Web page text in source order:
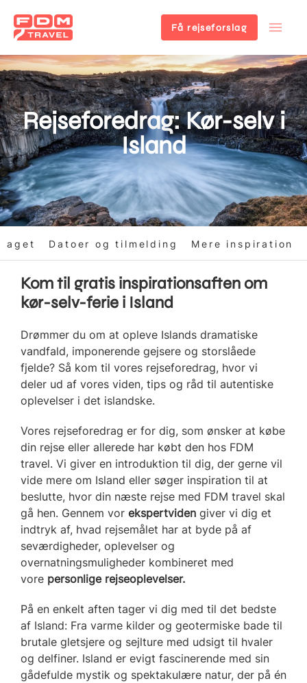
Gå
til
hovedindhold
Få rejseforslag
Rejseforedrag: Kør-selv i
Island
Datoer og tilmelding Mere inspiration
Kom til gratis inspirationsaften om
kør-selv-ferie i Island
Drømmer du om at opleve Islands dramatiske
vandfald, imponerende gejsere og storslåede
fjelde? Så kom til vores rejseforedrag, hvor vi
deler ud af vores viden, tips og råd til autentiske
oplevelser i det islandske.
Vores rejseforedrag er for dig, som ønsker at købe
din rejse eller allerede har købt den hos FDM
travel. Vi giver en introduktion til dig, der gerne vil
vide mere om Island eller søger inspiration til at
beslutte, hvor din næste rejse med FDM travel skal
gå hen. Gennem vor ekspertviden giver vi dig et
indtryk af, hvad rejsemålet har at byde på af
seværdigheder, oplevelser og
overnatningsmuligheder kombineret med
vore personlige rejseoplevelser.
På en enkelt aften tager vi dig med til det bedste
af Island: Fra varme kilder og geotermiske bade til
brutale gletsjere og sejlture med udsigt til hvaler
og delfiner. Island er evigt fascinerende med sin
gådefulde mystik og spektakulære natur, der på én